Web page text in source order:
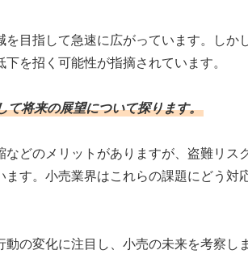
目指して急速に広がっています。しか
を招く可能性が指摘されています。
て将来の展望について探ります。
どのメリットがありますが、盗難リス
す。小売業界はこれらの課題にどう対
の変化に注目し、小売の未来を考察し